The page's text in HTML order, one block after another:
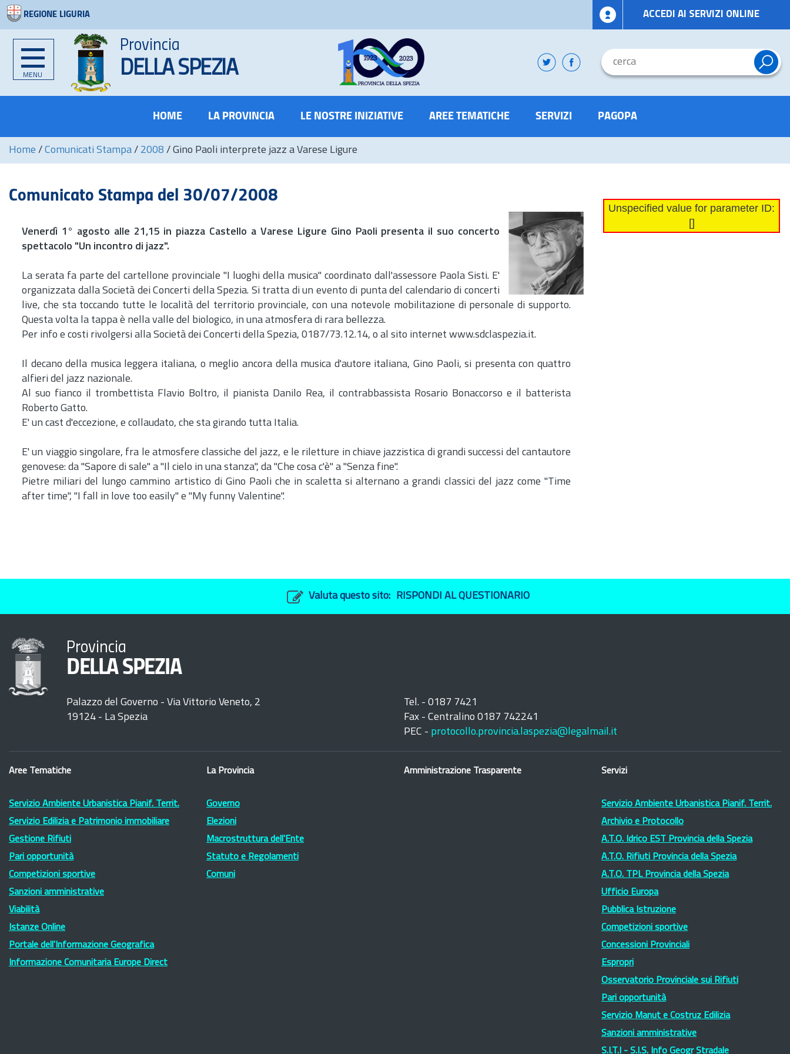
REGIONE LIGURIA ACCEDI AI SERVIZI ONLINE
MENU
Provincia
DELLA SPEZIA
HOME LA PROVINCIA LE NOSTRE INIZIATIVE AREE TEMATICHE SERVIZI PAGOPA
Home / Comunicati Stampa / 2008 / Gino Paoli interprete jazz a Varese Ligure
Comunicato Stampa del 30/07/2008
Venerdì 1° agosto alle 21,15 in piazza Castello a Varese Ligure Gino Paoli presenta il suo concerto
spettacolo "Un incontro di jazz".
La serata fa parte del cartellone provinciale "I luoghi della musica" coordinato dall'assessore Paola Sisti. E'
organizzata dalla Società dei Concerti della Spezia. Si tratta di un evento di punta del calendario di concerti
live, che sta toccando tutte le località del territorio provinciale, con una notevole mobilitazione di personale di supporto.
Questa volta la tappa è nella valle del biologico, in una atmosfera di rara bellezza.
Per info e costi rivolgersi alla Società dei Concerti della Spezia, 0187/73.12.14, o al sito internet www.sdclaspezia.it.
Il decano della musica leggera italiana, o meglio ancora della musica d'autore italiana, Gino Paoli, si presenta con quattro
alfieri del jazz nazionale.
Al suo fianco il trombettista Flavio Boltro, il pianista Danilo Rea, il contrabbassista Rosario Bonaccorso e il batterista
Roberto Gatto.
E' un cast d'eccezione, e collaudato, che sta girando tutta Italia.
E' un viaggio singolare, fra le atmosfere classiche del jazz, e le riletture in chiave jazzistica di grandi successi del cantautore
genovese: da "Sapore di sale" a "Il cielo in una stanza", da "Che cosa c'è" a "Senza fine".
Pietre miliari del lungo cammino artistico di Gino Paoli che in scaletta si alternano a grandi classici del jazz come "Time
after time", "I fall in love too easily" e "My funny Valentine".
Unspecified value for parameter ID:
[]
Valuta questo sito: RISPONDI AL QUESTIONARIO
Provincia
DELLA SPEZIA
Palazzo del Governo - Via Vittorio Veneto, 2
19124 - La Spezia
Tel. - 0187 7421
Fax - Centralino 0187 742241
PEC - protocollo.provincia.laspezia@legalmail.it
Aree Tematiche
Servizio Ambiente Urbanistica Pianif. Territ.
Servizio Edilizia e Patrimonio immobiliare
Gestione Rifiuti
Pari opportunità
Competizioni sportive
Sanzioni amministrative
Viabilità
Istanze Online
Portale dell'Informazione Geografica
Informazione Comunitaria Europe Direct
La Provincia
Governo
Elezioni
Macrostruttura dell'Ente
Statuto e Regolamenti
Comuni
Amministrazione Trasparente Servizi
Servizio Ambiente Urbanistica Pianif. Territ.
Archivio e Protocollo
A.T.O. Idrico EST Provincia della Spezia
A.T.O. Rifiuti Provincia della Spezia
A.T.O. TPL Provincia della Spezia
Ufficio Europa
Pubblica Istruzione
Competizioni sportive
Concessioni Provinciali
Espropri
Osservatorio Provinciale sui Rifiuti
Pari opportunità
Servizio Manut e Costruz Edilizia
Sanzioni amministrative
S.I.T.I - S.I.S. Info Geogr Stradale